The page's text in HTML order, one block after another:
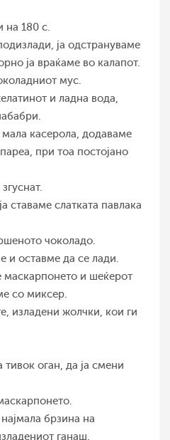
на 180 с.
ја одстрануваме
ја враќаме во калапот.
мус.
и ладна вода,
касерола, додаваме
при тоа постојано
ставаме слатката павлака
чоколадо.
и оставме да се лади.
маскарпонето и шеќерот
со миксер.
изладени жолчки, кои ги
тивок оган, да ја смени
брзина на
ганаш.